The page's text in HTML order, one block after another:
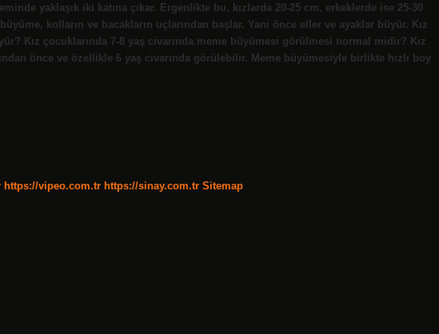
yaklaşık iki katına çıkar. Ergenlikte bu, kızlarda 20-25 cm, erkeklerde ise 25-30
kolların ve bacakların uçlarından başlar. Yani önce eller ve ayaklar büyür. Kız
Kız çocuklarında 7-8 yaş civarında meme büyümesi görülmesi normal midir? Kız
önce ve özellikle 6 yaş civarında görülebilir. Meme büyümesiyle birlikte hızlı boy
https://vipeo.com.tr https://sinay.com.tr Sitemap